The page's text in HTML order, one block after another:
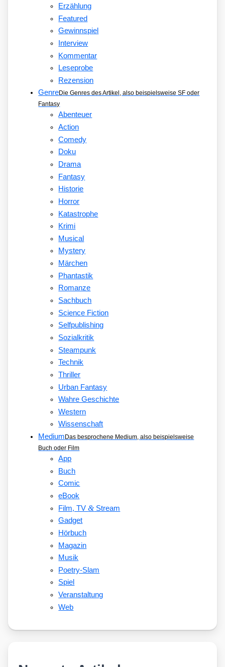
Erzählung
Featured
Gewinnspiel
Interview
Kommentar
Leseprobe
Rezension
GenreDie Genres des Artikel, also beispielsweise SF oder
Fantasy
Abenteuer
Action
Comedy
Doku
Drama
Fantasy
Historie
Horror
Katastrophe
Krimi
Musical
Mystery
Märchen
Phantastik
Romanze
Sachbuch
Science Fiction
Selfpublishing
Sozialkritik
Steampunk
Technik
Thriller
Urban Fantasy
Wahre Geschichte
Western
Wissenschaft
Medium Das besprochene Medium, also beispielsweise
Buch oder Film
App
Buch
Comic
eBook
Film, TV&Stream
Gadget
Hörbuch
Magazin
Musik
Poetry-Slam
Spiel
Veranstaltung
Web